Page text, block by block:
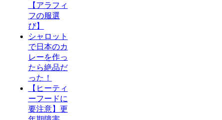
【アラフィ
フの服選
び】
シャロット
で日本のカ
レーを作っ
たら絶品だ
った！
【ヒーティ
ーフードに
要注意】更